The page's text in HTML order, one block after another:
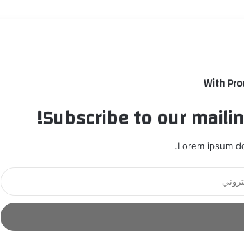
With
Subscribe to our
Lorem ipsum